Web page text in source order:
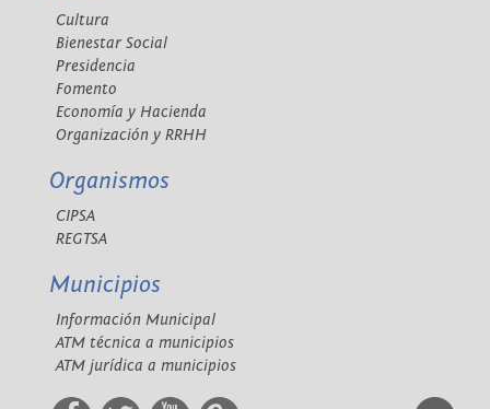
Cultura
Bienestar Social
Presidencia
Fomento
Economía y Hacienda
Organización y RRHH
Organismos
CIPSA
REGTSA
Municipios
Información Municipal
ATM técnica a municipios
ATM jurídica a municipios